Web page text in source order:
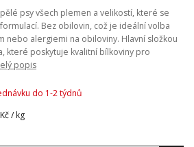
psy všech plemen a velikostí, které se
Bez obilovin, což je ideální volba
nebo alergiemi na obiloviny. Hlavní složkou
které poskytuje kvalitní bílkoviny pro
popis
do 1-2 týdnů
/ kg